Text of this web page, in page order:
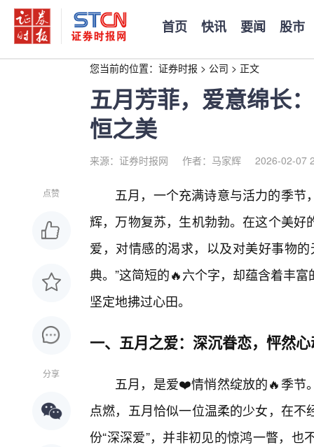
首页 快讯 要闻 股市
您当前的位置： 证券时报 > 公司 > 正文
五月芳菲，爱意绵长
恒之美
来源：证券时报网 作者：马家辉 2026-02-07
点赞
分享
五月，一个充满诗意与活力的季
辉，万物复苏，生机勃勃。在这个美
爱，对情感的渴求，以及对美好事物
典。”这简短的🔥六个字，却蕴含着丰
坚定地拂过心田。
一、五月之爱：深沉眷恋，怦然
五月，是爱❤️情悄然绽放的🔥季节
点燃，五月恰似一位温柔的少女，在
份“深深爱”，并非初见的惊鸿一瞥，